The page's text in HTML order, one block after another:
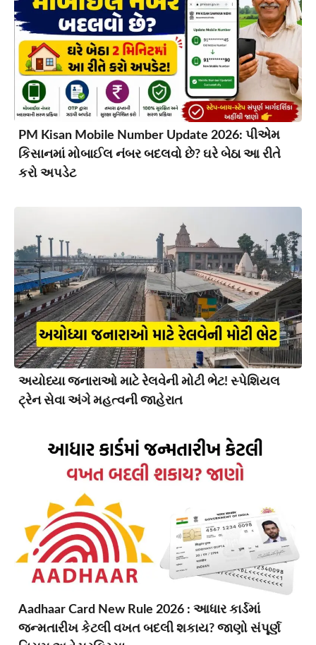
PM Kisan Mobile Number Update 2026: પીએમ
કિસાનમાં મોબાઈલ નંબર બદલવો છે? ઘરે બેઠા આ રીતે
કરો અપડેટ
અયોધ્યા જનારાઓ માટે રેલવેની મોટી ભેટ! સ્પેશિયલ
ટ્રેન સેવા અંગે મહત્વની જાહેરાત
Aadhaar Card New Rule 2026 : આધાર કાર્ડમાં
જન્મતારીખ કેટલી વખત બદલી શકાય? જાણો સંપૂર્ણ